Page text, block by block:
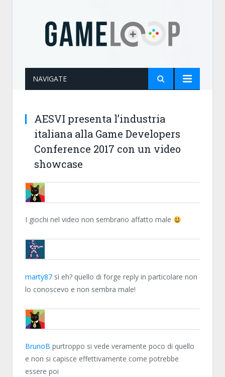
NAVIGATE
AESVI presenta l’industria
italiana alla Game Developers
Conference 2017 con un video
showcase
MARTY87
I giochi nel video non sembrano affatto male
BRUNOB
marty87 sì eh? quello di forge reply in particolare non
lo conoscevo e non sembra male!
MARTY87
BrunoB purtroppo si vede veramente poco di quello
e non si capisce effettivamente come potrebbe
essere poi